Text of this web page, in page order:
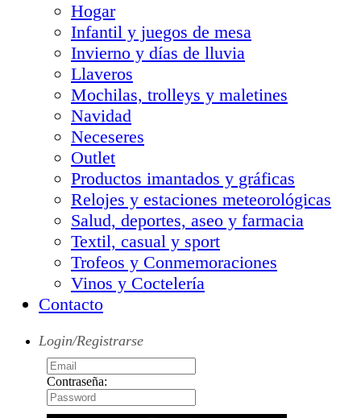
Hogar
Infantil y juegos de mesa
Invierno y días de lluvia
Llaveros
Mochilas, trolleys y maletines
Navidad
Neceseres
Outlet
Productos imantados y gráficas
Relojes y estaciones meteorológicas
Salud, deportes, aseo y farmacia
Textil, casual y sport
Trofeos y Conmemoraciones
Vinos y Coctelería
Contacto
Login/Registrarse
Contraseña: